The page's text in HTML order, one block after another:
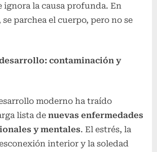
ignora la causa profunda. En
parchea el cuerpo, pero no se
contaminación y
moderno ha traído
lista de nuevas enfermedades
y mentales. El estrés, la
interior y la soledad